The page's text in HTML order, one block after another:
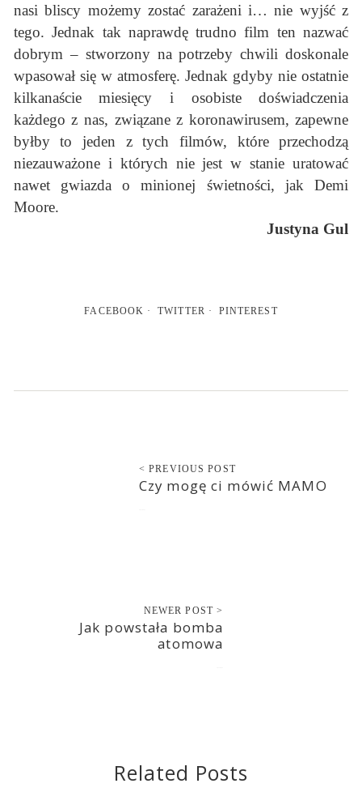
nasi bliscy możemy zostać zarażeni i… nie wyjść z
tego. Jednak tak naprawdę trudno film ten nazwać
dobrym – stworzony na potrzeby chwili doskonale
wpasował się w atmosferę. Jednak gdyby nie ostatnie
kilkanaście miesięcy i osobiste doświadczenia
każdego z nas, związane z koronawirusem, zapewne
byłby to jeden z tych filmów, które przechodzą
niezauważone i których nie jest w stanie uratować
nawet gwiazda o minionej świetności, jak Demi
Moore.
Justyna Gul
FACEBOOK TWITTER PINTEREST
< PREVIOUS POST
Czy mogę ci mówić MAMO
NEWER POST >
Jak powstała bomba
atomowa
Related Posts